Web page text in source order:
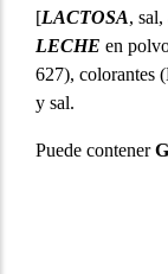
[LACTOSA,
LECHE en
627), colorantes
y sal.
Puede contener